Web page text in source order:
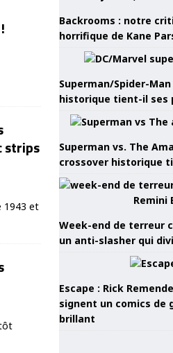
strips
1943 et
Backrooms : notre
horrifique de Kane
Superman/Spider-
historique tient-il ses
Superman vs. The
crossover historique
Week-end de terreur
un anti-slasher qui
Escape : Rick
signent un comics de
brillant